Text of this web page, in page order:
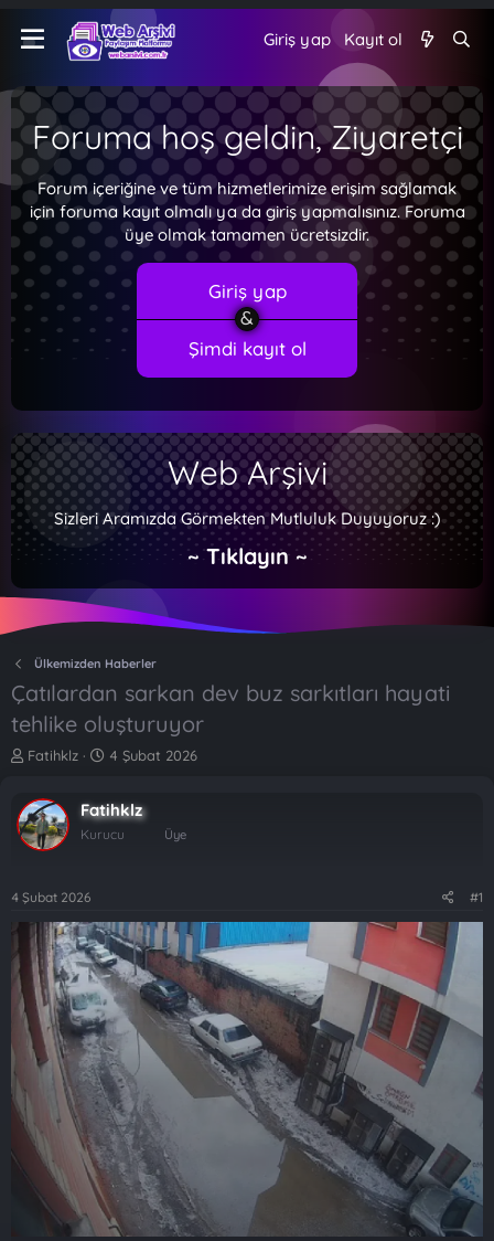
Giriş yap Kayıt ol
Foruma hoş geldin, Ziyaretçi
Forum içeriğine ve tüm hizmetlerimize erişim sağlamak
için foruma kayıt olmalı ya da giriş yapmalısınız. Foruma
üye olmak tamamen ücretsizdir.
Giriş yap
Şimdi kayıt ol
Web Arşivi
Sizleri Aramızda Görmekten Mutluluk Duyuyoruz :)
~ Tıklayın ~
Ülkemizden Haberler
Çatılardan sarkan dev buz sarkıtları hayati
tehlike oluşturuyor
K
b
u
y
b
a
n
Fatihklz
B
l
a
t
a
r
i
4 Şubat 2026
Fatihklz
Kurucu Üye
4 Şubat 2026 #1